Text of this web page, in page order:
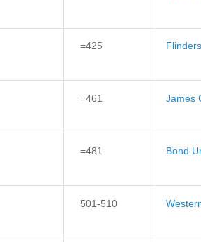
=425
=461 James
=481 Bond
501-510